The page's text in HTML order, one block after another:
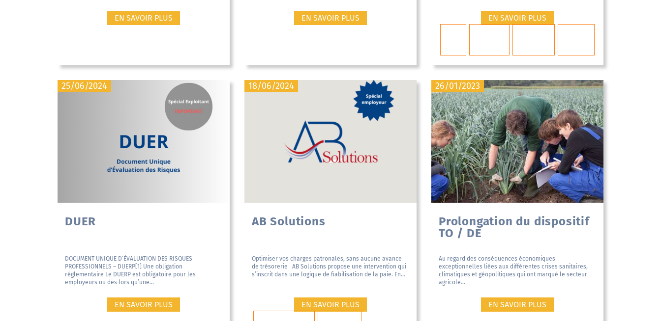
EN SAVOIR PLUS EN SAVOIR PLUS EN SAVOIR PLUS
25/06/2024
DUER
DOCUMENT UNIQUE D’ÉVALUATION DES RISQUES
PROFESSIONNELS – DUERP[1] Une obligation
réglementaire Le DUERP est obligatoire pour les
employeurs ou dès lors qu’une...
EN SAVOIR PLUS
18/06/2024
AB Solutions
Optimiser vos charges patronales, sans aucune avance
de trésorerie AB Solutions propose une intervention qui
s’inscrit dans une logique de fiabilisation de la paie. En...
EN SAVOIR PLUS
26/01/2023
Prolongation du dispositif
TO / DE
Au regard des conséquences économiques
exceptionnelles liées aux différentes crises sanitaires,
climatiques et géopolitiques qui ont marqué le secteur
agricole...
EN SAVOIR PLUS